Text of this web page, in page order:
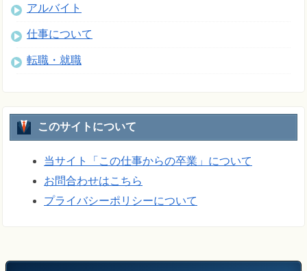
アルバイト
仕事について
転職・就職
このサイトについて
当サイト「この仕事からの卒業」について
お問合わせはこちら
プライバシーポリシーについて